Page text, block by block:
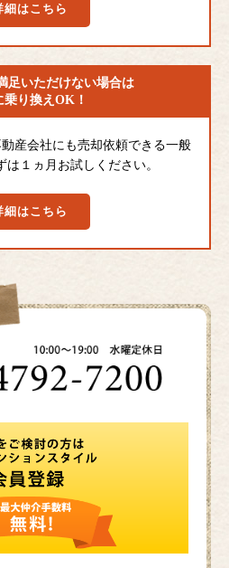
細はこちら
足いただけない場合は
乗り換えOK！
産会社にも売却依頼できる一般
１ヵ月お試しください。
細はこちら